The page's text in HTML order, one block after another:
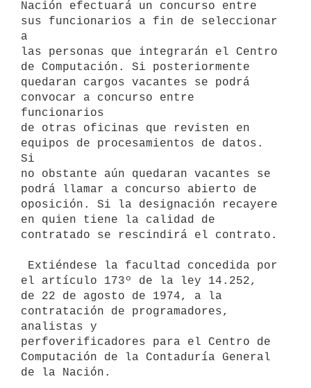
Nación efectuará un concurso entre
sus funcionarios a fin de seleccionar
a
las personas que integrarán el Centro
de Computación. Si posteriormente
quedaran cargos vacantes se podrá
convocar a concurso entre
funcionarios
de otras oficinas que revisten en
equipos de procesamientos de datos.
Si
no obstante aún quedaran vacantes se
podrá llamar a concurso abierto de
oposición. Si la designación recayere
en quien tiene la calidad de
contratado se rescindirá el contrato.
el artículo 173º de la ley 14.252,
de 22 de agosto de 1974, a la
contratación de programadores,
analistas y
perfoverificadores para el Centro de
Computación de la Contaduría General